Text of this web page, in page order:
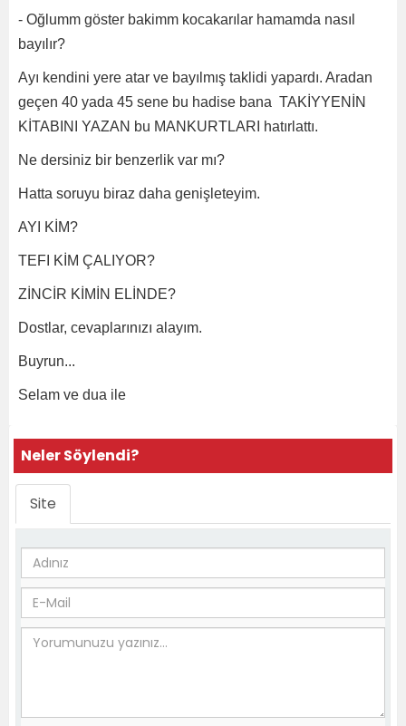
- Oğlumm göster bakimm kocakarılar hamamda nasıl
bayılır?
Ayı kendini yere atar ve bayılmış taklidi yapardı. Aradan
geçen 40 yada 45 sene bu hadise bana TAKİYYENİN
KİTABINI YAZAN bu MANKURTLARI hatırlattı.
Ne dersiniz bir benzerlik var mı?
Hatta soruyu biraz daha genişleteyim.
AYI KİM?
TEFI KİM ÇALIYOR?
ZİNCİR KİMİN ELİNDE?
Dostlar, cevaplarınızı alayım.
Buyrun...
Selam ve dua ile
Neler Söylendi?
Site